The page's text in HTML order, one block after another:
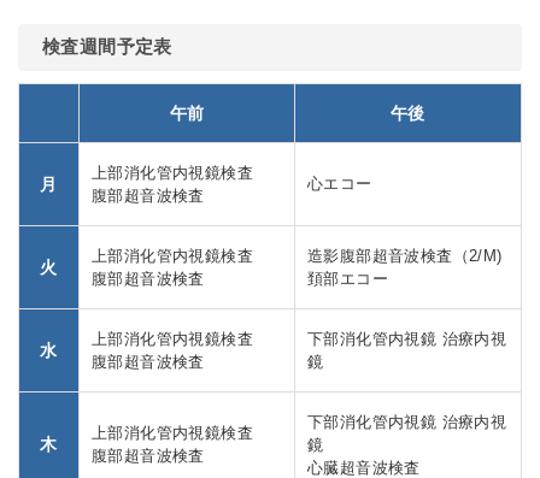
検査週間予定表
午前 午後
月
上部消化管内視鏡検査
腹部超音波検査
心エコー
火
上部消化管内視鏡検査
腹部超音波検査
造影腹部超音波検査（2/M)
頚部エコー
水
上部消化管内視鏡検査
腹部超音波検査
下部消化管内視鏡 治療内視
鏡
木
上部消化管内視鏡検査
腹部超音波検査
下部消化管内視鏡 治療内視
鏡
心臓超音波検査